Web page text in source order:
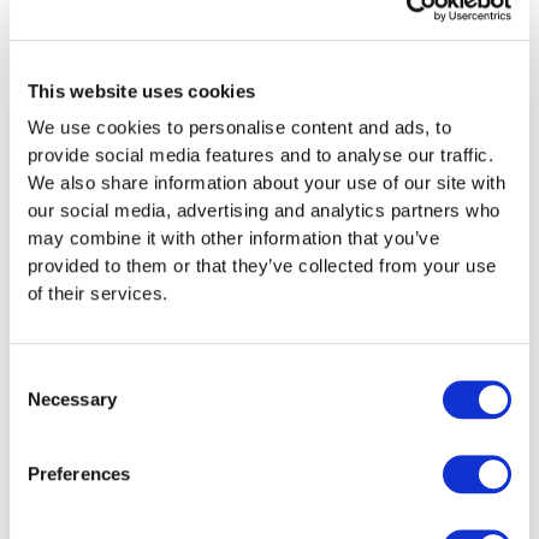
This website uses cookies
We use cookies to personalise content and ads, to
provide social media features and to analyse our traffic.
We also share information about your use of our site with
our social media, advertising and analytics partners who
may combine it with other information that you’ve
provided to them or that they’ve collected from your use
of their services.
Selection
Necessary
Preferences
. Diese kann über
Erträge und Wertschriften vollständig deklariert
wurden. Für Expats mit NOV-Pflicht ist dies ein
relevanter Anreiz zur vollständigen Deklaration.
Wegzug aus der Schweiz
Beim Wegzug muss das Vermögenbis zum
Zeitpunkt der Abmeldung
pro rata temporis erhoben (nach Dauer der
Steuerpflicht im Steuerjahr). Danach fällt die
Besteuerung des Vermögens im neuen
Praxisbeispiele